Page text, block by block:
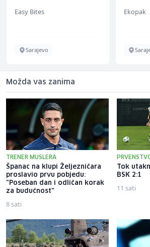
ž)
Easy Bites
Sarajevo
Ekopak
Možda vas zanima
TRENER MUSLERA
Španac na klupi Željezničara
proslavio prvu pobjedu:
"Poseban dan i odličan korak
za budućnost"
8 sati
Tok
BSK 2:1
11 sati